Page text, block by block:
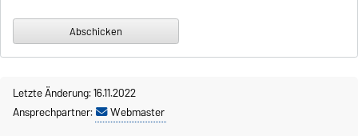
Letzte Änderung: 16.11.2022
Ansprechpartner:
Webmaster